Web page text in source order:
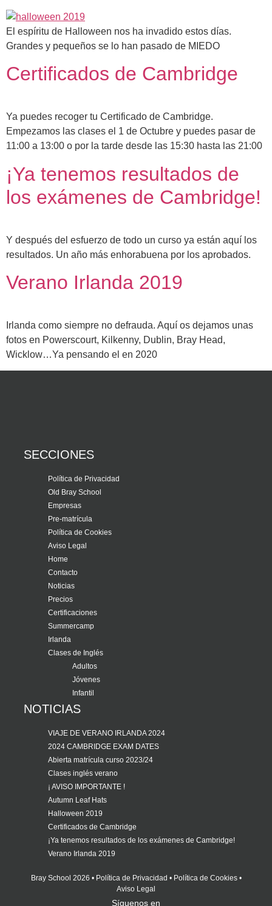
El espíritu de Halloween nos ha invadido estos días.
Grandes y pequeños se lo han pasado de MIEDO
Certificados de Cambridge
Ya puedes recoger tu Certificado de Cambridge.
Empezamos las clases el 1 de Octubre y puedes pasar de
11:00 a 13:00 o por la tarde desde las 15:30 hasta las 21:00
¡Ya tenemos resultados de
los exámenes de Cambridge!
Y después del esfuerzo de todo un curso ya están aquí los
resultados. Un año más enhorabuena por los aprobados.
Verano Irlanda 2019
Irlanda como siempre no defrauda. Aquí os dejamos unas
fotos en Powerscourt, Kilkenny, Dublin, Bray Head,
Wicklow…Ya pensando el en 2020
SECCIONES
Política de Privacidad
Old Bray School
Empresas
Pre-matrícula
Política de Cookies
Aviso Legal
Home
Contacto
Noticias
Precios
Certificaciones
Summercamp
Irlanda
Clases de Inglés
Adultos
Jóvenes
Infantil
NOTICIAS
VIAJE DE VERANO IRLANDA 2024
2024 CAMBRIDGE EXAM DATES
Abierta matrícula curso 2023/24
Clases inglés verano
¡ AVISO IMPORTANTE !
Autumn Leaf Hats
Halloween 2019
Certificados de Cambridge
¡Ya tenemos resultados de los exámenes de Cambridge!
Verano Irlanda 2019
Bray School 2026 •Política de Privacidad • Política de Cookies•
Aviso Legal
Síguenos en